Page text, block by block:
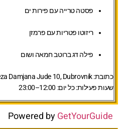
פסטה טרייה עם פירות ים
ריזוטו פטריות עם פרמזן
פילה דג ברוטב חמאה ושום
כתובת:Ul. kneza Damjana Jude 10, Dubrovnik
שעות פעילות:כל יום: 12:00–23:00
Powered byGetYourGuide